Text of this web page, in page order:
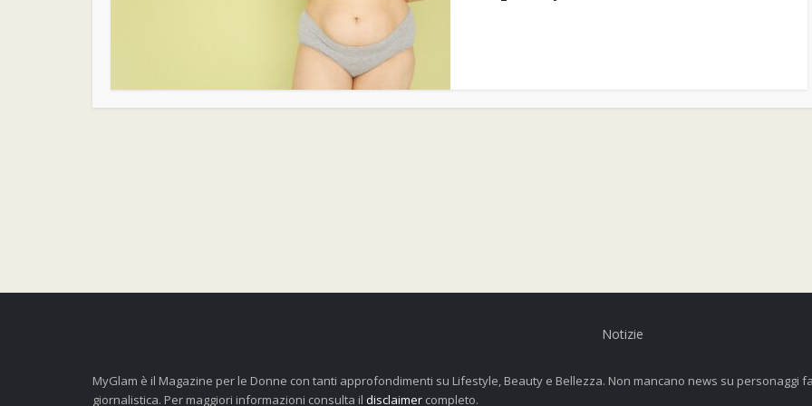
Notizie
MyGlam è il Magazine per le Donne con tanti approfondimenti su Lifestyle, Beauty e Bellezza. Non mancano news su personaggi
giornalistica. Per maggiori informazioni consulta il disclaimer completo.